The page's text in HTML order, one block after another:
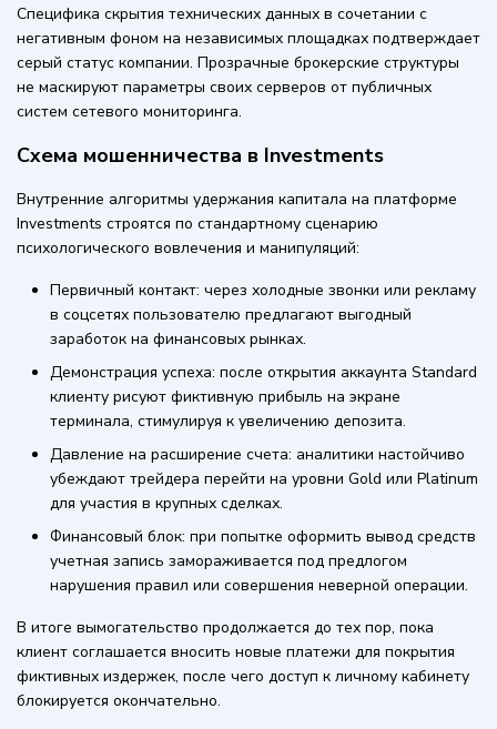
Специфика скрытия технических данных в сочетании с
негативным фоном на независимых площадках подтверждает
серый статус компании. Прозрачные брокерские структуры
не маскируют параметры своих серверов от публичных
систем сетевого мониторинга.
Схема мошенничества в Investments
Внутренние алгоритмы удержания капитала на платформе
Investments строятся по стандартному сценарию
психологического вовлечения и манипуляций:
Первичный контакт: через холодные звонки или рекламу
в соцсетях пользователю предлагают выгодный
заработок на финансовых рынках.
Демонстрация успеха: после открытия аккаунта Standard
клиенту рисуют фиктивную прибыль на экране
терминала, стимулируя к увеличению депозита.
Давление на расширение счета: аналитики настойчиво
убеждают трейдера перейти на уровни Gold или Platinum
для участия в крупных сделках.
Финансовый блок: при попытке оформить вывод средств
учетная запись замораживается под предлогом
нарушения правил или совершения неверной операции.
В итоге вымогательство продолжается до тех пор, пока
клиент соглашается вносить новые платежи для покрытия
фиктивных издержек, после чего доступ к личному кабинету
блокируется окончательно.